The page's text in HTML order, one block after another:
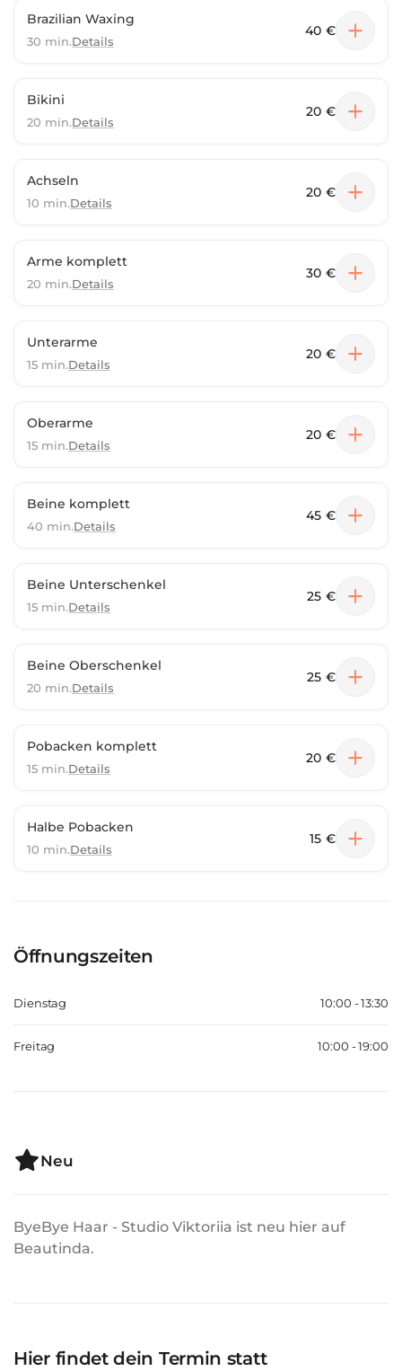
Brazilian Waxing
30 min.Details
40 €
Bikini
20 min.Details
20 €
Achseln
10 min.Details
20 €
Arme komplett
20 min.Details
30 €
Unterarme
15 min.Details
20 €
Oberarme
15 min.Details
20 €
Beine komplett
40 min.Details
45 €
Beine Unterschenkel
15 min.Details
25 €
Beine Oberschenkel
20 min.Details
25 €
Pobacken komplett
15 min.Details
20 €
Halbe Pobacken
10 min.Details
15 €
Öffnungszeiten
Dienstag 10:00 - 13:30
Freitag 10:00 - 19:00
Neu
ByeBye Haar - Studio Viktoriia ist neu hier auf
Beautinda.
Hier findet dein Termin statt